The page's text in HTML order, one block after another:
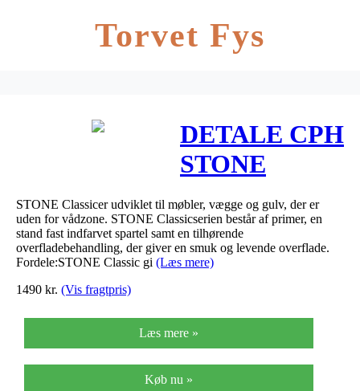
Torvet Fys
DETALE CPH
STONE
Classic –
Farve – Taupe,
Type – Mat
STONE Classicer udviklet til møbler, vægge og gulv, der er
uden for vådzone. STONE Classicserien består af primer, en
stand fast indfarvet spartel samt en tilhørende
overfladebehandling, der giver en smuk og levende overflade.
Fordele:STONE Classic gi (Læs mere)
1490 kr. (Vis fragtpris)
Læs mere »
Køb nu »